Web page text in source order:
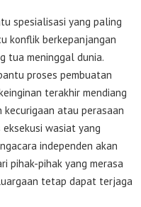
spesialisasi yang paling
konflik berkepanjangan
tua meninggal dunia.
proses pembuatan
terakhir mendiang
atau perasaan
wasiat yang
independen akan
pihak-pihak yang merasa
tetap dapat terjaga